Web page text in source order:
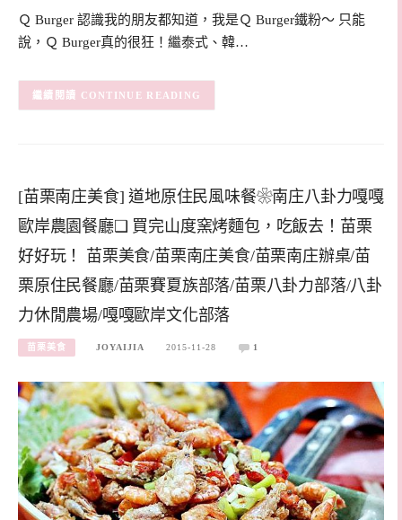
Ｑ Burger 認識我的朋友都知道，我是Ｑ Burger鐵粉～ 只能
說，Ｑ Burger真的很狂！繼泰式、韓…
CONTINUE READING
[苗栗南庄美食] 道地原住民風味餐❀南庄八卦力嘎嘎
歐岸農園餐廳❑ 買完山度窯烤麵包，吃飯去！苗栗
好好玩！ 苗栗美食/苗栗南庄美食/苗栗南庄辦桌/苗
栗原住民餐廳/苗栗賽夏族部落/苗栗八卦力部落/八卦
力休閒農場/嘎嘎歐岸文化部落
苗栗美食 JOYAIJIA 2015-11-28 1